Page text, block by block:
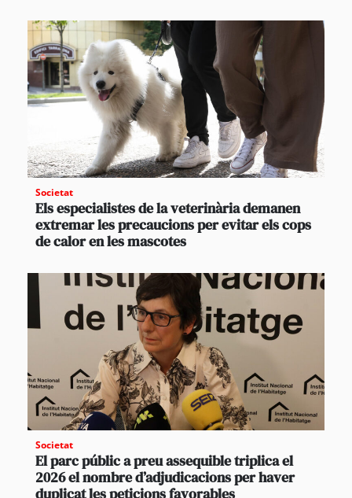
Societat
Els especialistes de la veterinària demanen
extremar les precaucions per evitar els cops
de calor en les mascotes
Societat
El parc públic a preu assequible triplica el
2026 el nombre d’adjudicacions per haver
duplicat les peticions favorables